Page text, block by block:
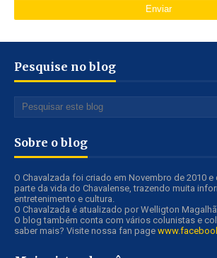
Pesquise no blog
Sobre o blog
O Chavalzada foi criado em Novembro de 2010
parte da vida do Chavalense, trazendo muita
entretenimento e cultura.
O Chavalzada é atualizado por Welligton
O blog também conta com vários colunistas e
saber mais? Visite nossa fan page